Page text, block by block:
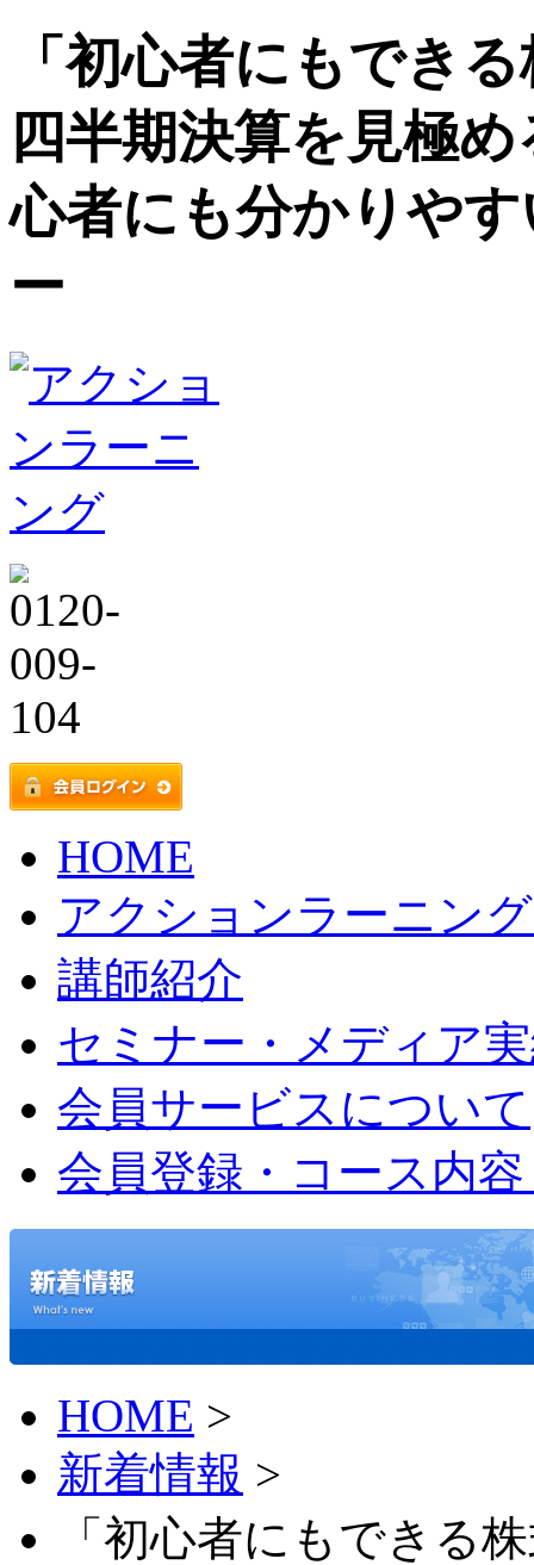
「初心者にもでき
四半期決算を見極
心者にも分かりや
ー
HOME
アクションラーニン
講師紹介
セミナー・メディア
会員サービスについて
会員登録・コース内
HOME >
新着情報 >
「初心者にもできる